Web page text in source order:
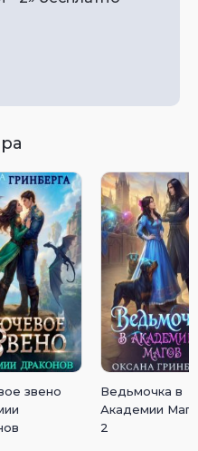
звено
Ведьмочка в
Академии
2